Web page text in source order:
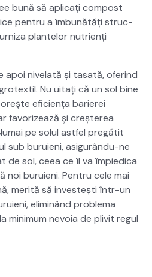
bună să apli­cați com­post
pen­tru a îmbunătăți struc­
plantelor nutrienți
apoi nive­lată și tasată, oferind
Nu uitați că un sol bine
efi­ciența bari­erei
favorizează și creșterea
pe solul ast­fel pregătit
sub buruieni, asig­urân­du-ne
de sol, ceea ce îl va împied­i­ca
noi buruieni. Pen­tru cele mai
mer­ită să investești într-un
elim­inând prob­le­ma
min­i­mum nevoia de pliv­it reg­u­l